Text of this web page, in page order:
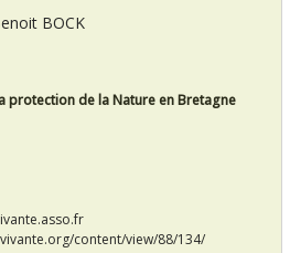
BOCK
protection de la Nature en Bretagne
content/view/88/134/